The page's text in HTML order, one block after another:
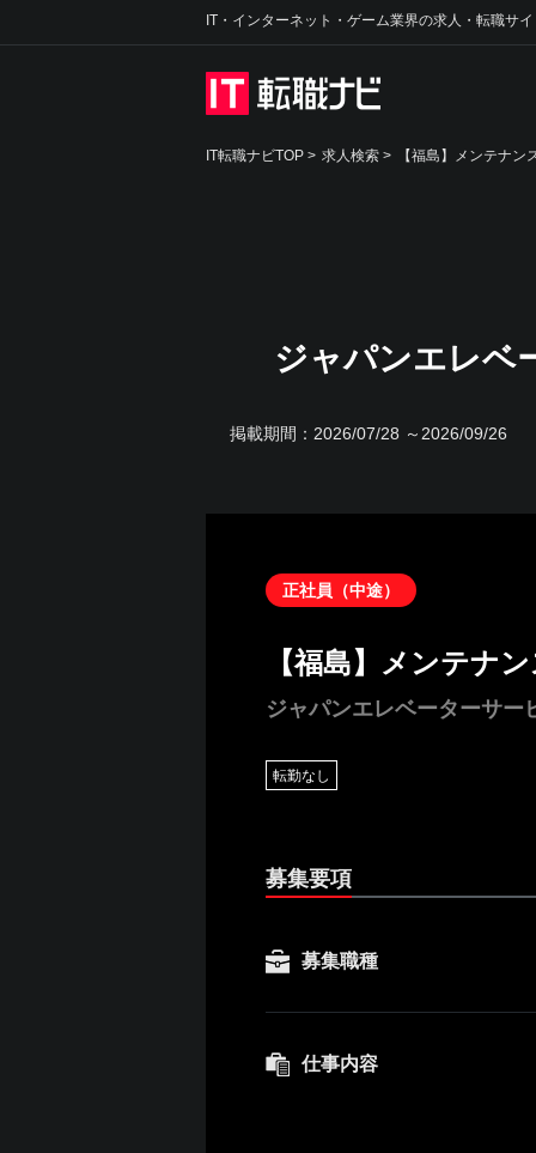
IT・インターネット・ゲーム業界の求人・転職サ
IT転職ナビTOP > 求人検索 > 【福島】メンテナ
ジャパンエレベ
掲載期間： 2026/07/28 ～2026/09/26
正社員（中途）
【福島】メンテナ
ジャパンエレベーターサー
転勤なし
募集要項
募集職種
仕事内容